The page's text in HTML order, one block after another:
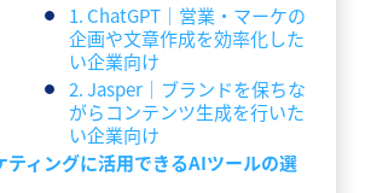
1. ChatGPT｜営業・マーケの
企画や文章作成を効率化した
い企業向け
2. Jasper｜ブランドを保ちな
がらコンテンツ生成を行いた
い企業向け
ティングに活用できるAIツールの選